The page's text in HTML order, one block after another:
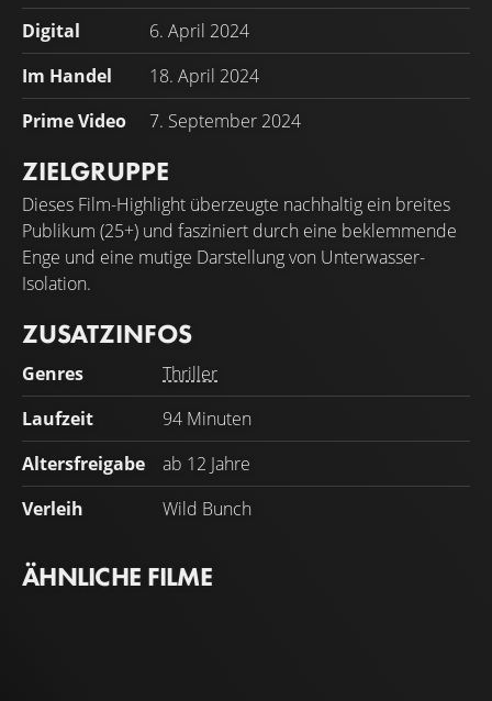
Digital
6. April 2024
Im Handel
18. April 2024
Prime Video
7. September 2024
ZIELGRUPPE
Dieses Film-Highlight überzeugte nachhaltig ein breites
Publikum (25+) und fasziniert durch eine beklemmende
Enge und eine mutige Darstellung von Unterwasser-
Isolation.
ZUSATZINFOS
Genres
Thriller
Laufzeit
94 Minuten
Altersfreigabe
ab 12 Jahre
Verleih
Wild Bunch
ÄHNLICHE FILME